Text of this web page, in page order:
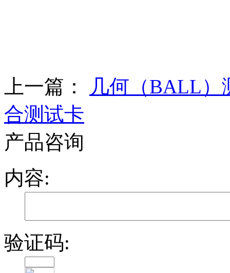
上一篇：
几何（BALL
合测试卡
产品咨询
内容:
验证码: